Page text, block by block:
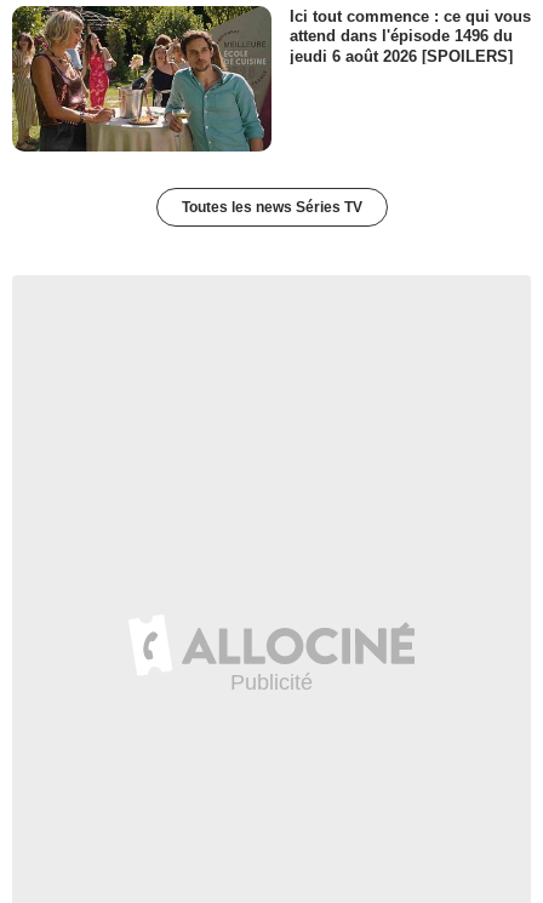
Ici tout commence : ce qui vous
attend dans l'épisode 1496 du
jeudi 6 août 2026 [SPOILERS]
Toutes les news Séries TV